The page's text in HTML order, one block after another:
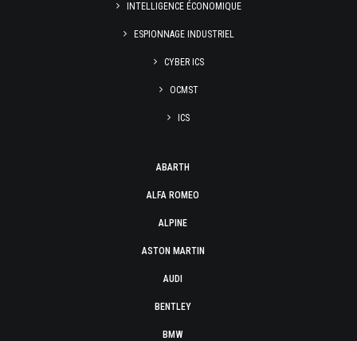
INTELLIGENCE ÉCONOMIQUE
ESPIONNAGE INDUSTRIEL
CYBER ICS
OCMST
ICS
ABARTH
ALFA ROMEO
ALPINE
ASTON MARTIN
AUDI
BENTLEY
BMW